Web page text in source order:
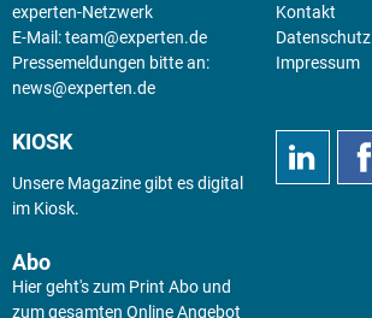
experten-Netzwerk
E-Mail:team@experten.de
Pressemeldungen bitte an:
news@experten.de
Kontakt
Datenschutz
Impressum
KIOSK
Unsere Magazine gibt es digital
im Kiosk.
Abo
Hier geht's zum Print Abo und
zum gesamten Online Angebot